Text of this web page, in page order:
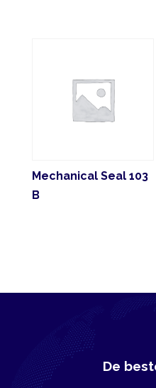
Mechanical Seal 103
B
De